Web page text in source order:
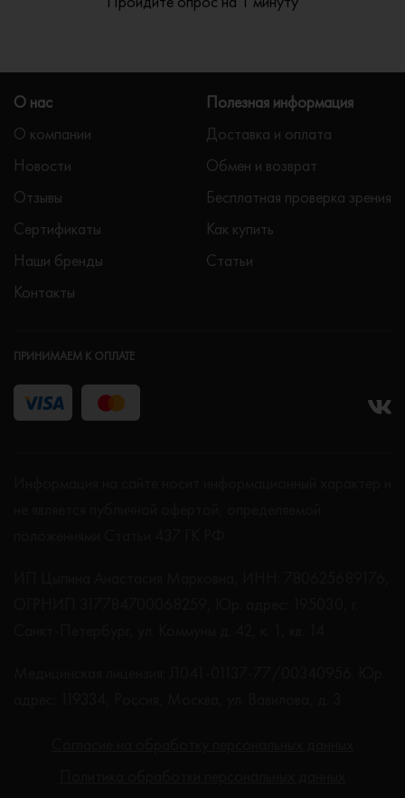
О нас
О компании
Новости
Отзывы
Сертификаты
Наши бренды
Контакты
Полезная информация
Доставка и оплата
Обмен и возврат
Бесплатная проверка зрения
Как купить
Статьи
ПРИНИМАЕМ К ОПЛАТЕ